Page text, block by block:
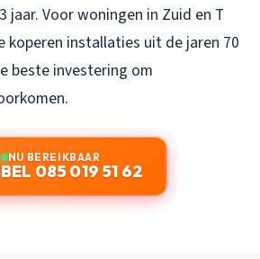
jaar. Voor woningen in Zuid en T
koperen installaties uit de jaren 70
beste investering om
NU BEREIKBAAR
BEL 085 019 51 62